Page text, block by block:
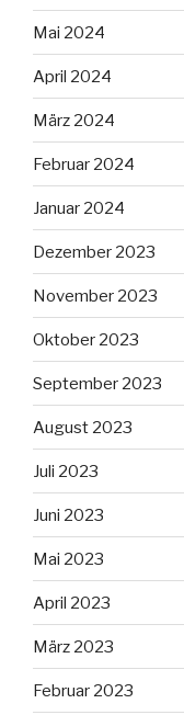
Mai 2024
April 2024
März 2024
Februar 2024
Januar 2024
Dezember 2023
November 2023
Oktober 2023
September 2023
August 2023
Juli 2023
Juni 2023
Mai 2023
April 2023
März 2023
Februar 2023